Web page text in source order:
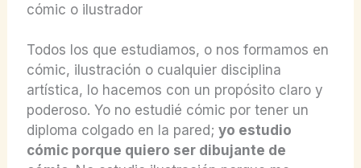
cómic o ilustrador
Todos los que estudiamos, o nos formamos en
cómic, ilustración o cualquier disciplina
artística, lo hacemos con un propósito claro y
poderoso. Yo no estudié cómic por tener un
diploma colgado en la pared;yo estudio
cómic porque quiero ser dibujante de